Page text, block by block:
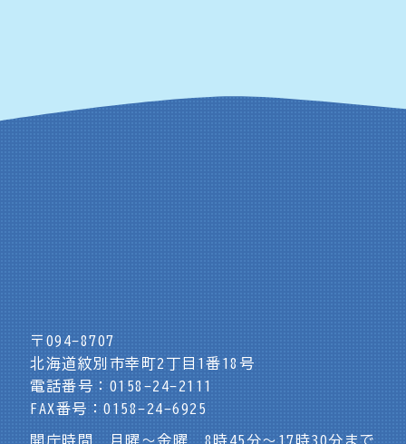
〒094-8707
北海道紋別市幸町2丁目1番18号
電話番号：0158-24-2111
FAX番号：0158-24-6925
開庁時間 月曜～金曜 8時45分～17時30分まで